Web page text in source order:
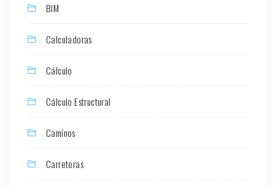
BIM
Calculadoras
Cálculo
Cálculo Estructural
Caminos
Carreteras